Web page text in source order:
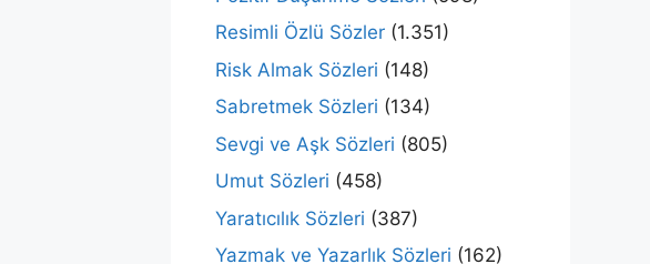
Resimli Özlü Sözler (1.351)
Risk Almak Sözleri (148)
Sabretmek Sözleri (134)
Sevgi ve Aşk Sözleri (805)
Umut Sözleri (458)
Yaratıcılık Sözleri (387)
Yazmak ve Yazarlık Sözleri (162)